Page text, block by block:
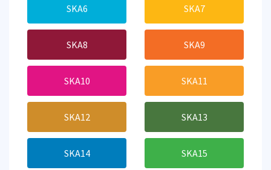
SKA6 SKA7
SKA8 SKA9
SKA10 SKA11
SKA12 SKA13
SKA14 SKA15